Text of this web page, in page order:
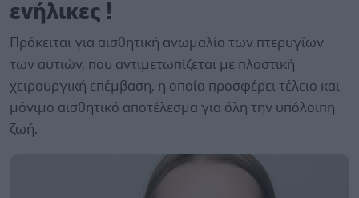
ενήλικες !
Πρόκειται για αισθητική ανωμαλία των πτερυγίων
των αυτιών, που αντιμετωπίζεται με πλαστική
χειρουργική επέμβαση, η οποία προσφέρει τέλειο και
μόνιμο αισθητικό αποτέλεσμα για όλη την υπόλοιπη
ζωή.